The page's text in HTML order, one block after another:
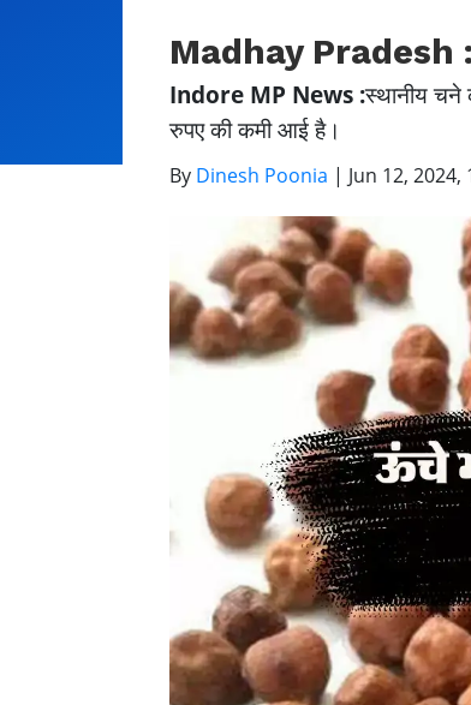
Madhay Pradesh :
Indore MP News :स्थानीय चने
रुपए की कमी आई है।
By Dinesh Poonia | Jun 12, 2024,